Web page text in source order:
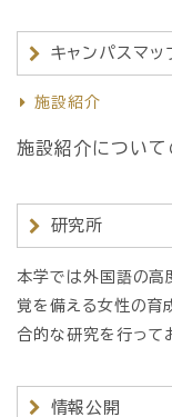
キャンパスマッ
施設紹介
施設紹介について
研究所
本学では外国語の高
覚を備える女性の育
合的な研究を行って
情報公開